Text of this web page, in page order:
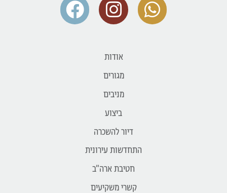
אודות
מגורים
מניבים
ביצוע
דיור להשכרה
התחדשות עירונית
חטיבת ארה״ב
קשרי משקיעים